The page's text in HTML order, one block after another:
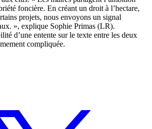
foncière. En créant un droit à l’hectare,
projets, nous envoyons un signal
», explique Sophie Primas (LR).
d’une entente sur le texte entre les deux
compliquée.